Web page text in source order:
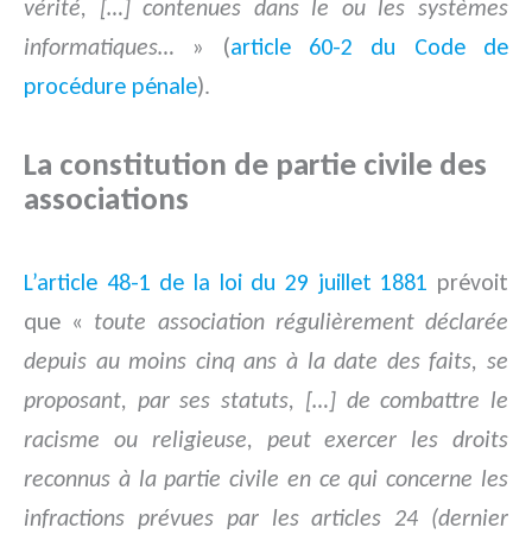
vérité, […] contenues dans le ou les systèmes
informatiques… » (article 60-2 du Code de
procédure pénale).
La constitution de partie civile des
associations
L’article 48-1 de la loi du 29 juillet 1881 prévoit
que « toute association régulièrement déclarée
depuis au moins cinq ans à la date des faits, se
proposant, par ses statuts, […] de combattre le
racisme ou religieuse, peut exercer les droits
reconnus à la partie civile en ce qui concerne les
infractions prévues par les articles 24 (dernier